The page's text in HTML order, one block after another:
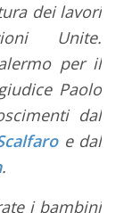
dei lavori
Unite.
per il
Paolo
dal
e dal
.
i bambini